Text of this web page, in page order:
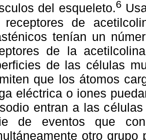
del esqueleto.6
receptores de
tenían un
de la
de las células
que los átomos
eléctrica o iones
entran a las
de eventos que
otro